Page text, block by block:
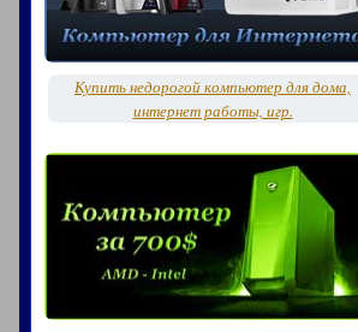
Купить недорогой компьютер для дома,
интернет работы, игр.